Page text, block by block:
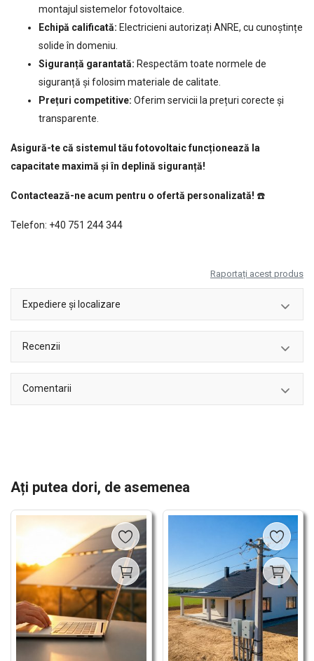
montajul sistemelor fotovoltaice.
Echipă calificată: Electricieni autorizați ANRE, cu cunoștințe
solide în domeniu.
Siguranță garantată: Respectăm toate normele de
siguranță și folosim materiale de calitate.
Prețuri competitive: Oferim servicii la prețuri corecte și
transparente.
Asigură-te că sistemul tău fotovoltaic funcționează la
capacitate maximă și în deplină siguranță!
Contactează-ne acum pentru o ofertă personalizată! ☎️
Telefon: +40 751 244 344
Raportați acest produs
Expediere și localizare
Recenzii
Comentarii
Ați putea dori, de asemenea